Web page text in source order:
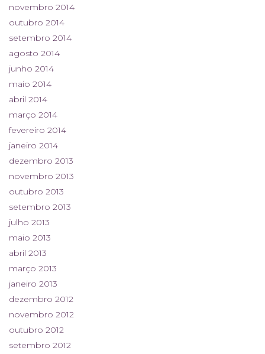
novembro 2014
outubro 2014
setembro 2014
agosto 2014
junho 2014
maio 2014
abril 2014
março 2014
fevereiro 2014
janeiro 2014
dezembro 2013
novembro 2013
outubro 2013
setembro 2013
julho 2013
maio 2013
abril 2013
março 2013
janeiro 2013
dezembro 2012
novembro 2012
outubro 2012
setembro 2012